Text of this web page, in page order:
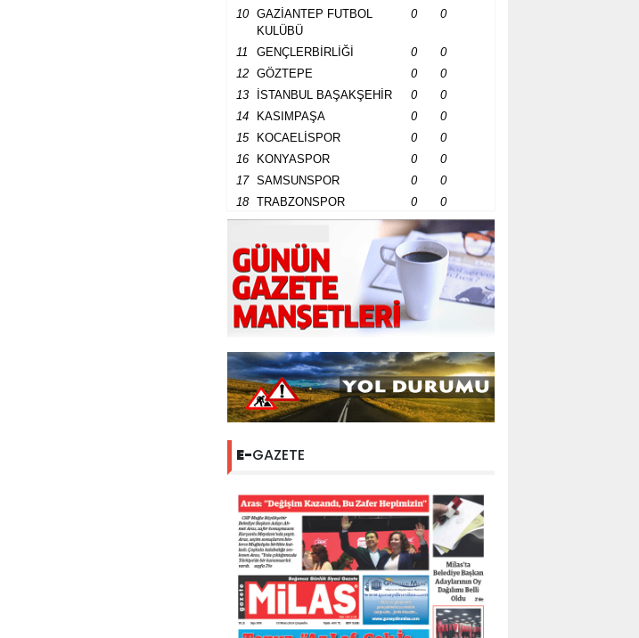
10
GAZİANTEP FUTBOL
KULÜBÜ
0 0
11 GENÇLERBİRLİĞİ 0
0
12
GÖZTEPE 0
0
13
İSTANBUL BAŞAKŞEHİR 0
0
14
KASIMPAŞA 0
0
15
KOCAELİSPOR 0
0
16
KONYASPOR 0
0
17
SAMSUNSPOR 0
0
18
TRABZONSPOR 0 0
E-GAZETE